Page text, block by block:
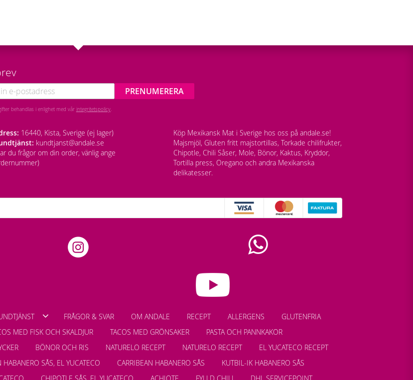
PRENUMERERA
behandlas i enlighet med vår integritetspolicy.
16440, Kista, Sverige (ej lager)
kundtjanst@andale.se
du frågor om din order, vänlig ange
Köp Mexikansk Mat i Sverige hos oss på andale.se!
Majsmjöl, Gluten fritt majstortillas, Torkade chilifrukter,
Chipotle, Chili Såser, Mole, Bönor, Kaktus, Kryddor,
Tortilla press, Oregano och andra Mexikanska
delikatesser.
FRÅGOR & SVAR OM ANDALE RECEPT ALLERGENS
GLUTENFRIA
MED FISK OCH SKALDJUR TACOS MED GRÖNSAKER
PASTA OCH PANNKAKOR
BÖNOR OCH RIS NATURELO RECEPT NATURELO RECEPT
EL YUCATECO RECEPT
HABANERO SÅS, EL YUCATECO CARRIBEAN HABANERO SÅS
KUTBIL-IK HABANERO SÅS